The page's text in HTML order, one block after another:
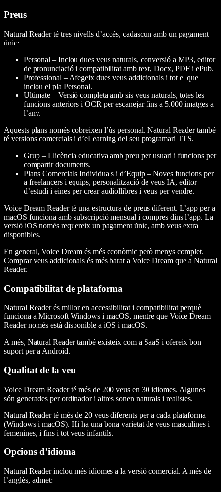
Preus
Natural Reader té tres nivells d’accés, cadascun amb un pagament
únic:
Personal – Inclou dues veus naturals, conversió a MP3, editor
de pronunciació i compatibilitat amb text, Docx, PDF i ePub.
Professional – Afegeix dues veus addicionals i tot el que
inclou el pla Personal.
Ultimate – Versió completa amb sis veus naturals, totes les
funcions anteriors i OCR per escanejar fins a 5.000 imatges a
l’any.
Aquests plans només cobreixen l’ús personal. Natural Reader també
té versions comercials i d’eLearning del seu programari TTS.
Grup – Llicència educativa amb preu per usuari i funcions per
compartir documents.
Plans Comercials Individuals i d’Equip – Noves funcions per
a freelancers i equips, personalització de veus IA, editor
d’estudi i eines per crear audiollibres i veus per vendre.
Voice Dream Reader té una estructura de preus diferent. L’app per a
macOS funciona amb subscripció mensual i compres dins l’app. La
versió iOS només requereix un pagament únic, amb veus extra
disponibles.
En general, Voice Dream és més econòmic però menys complet.
Comprar veus addicionals és més barat a Voice Dream que a Natural
Reader.
Compatibilitat de plataforma
Natural Reader és millor en accessibilitat i compatibilitat perquè
funciona a Microsoft Windows i macOS, mentre que Voice Dream
Reader només està disponible a iOS i macOS.
A més, Natural Reader també existeix com a SaaS i ofereix bon
suport per a Android.
Qualitat de la veu
Voice Dream Reader té més de 200 veus en 30 idiomes. Algunes
són generades per ordinador i altres sonen naturals i realistes.
Natural Reader té més de 20 veus diferents per a cada plataforma
(Windows i macOS). Hi ha una bona varietat de veus masculines i
femenines, i fins i tot veus infantils.
Opcions d’idioma
Natural Reader inclou més idiomes a la versió comercial. A més de
l’anglès, admet: